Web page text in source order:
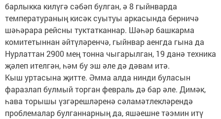
барлыкка килүгә сәбәп булган, ә 8 гыйнварда
температураның кисәк суытуы аркасында берничә
шәһәрара рейсны туктатканнар. Шәһәр башкарма
комитетыннан әйтүләренчә, гыйнвар аенгда гына да
Нурлаттан 2900 мең тонна чыгарылган, 19 данә техника
җәлеп ителгән, һәм бу эш әле дә дәвам итә.
Кыш уртасына җитте. Әмма алда нинди буласын
фаразлап булмый торган февраль дә бар әле. Димәк,
һава торышы үзгәрешләренә сәламәтлекләрендә
проблемалар булганнарның да, яшәешне тәэмин итү